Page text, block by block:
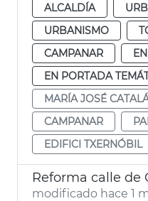
ALCALDÍA
URBANISMO
CAMPANAR
EN PORTADA
MARÍA JOSÉ
CAMPANAR
EDIFICI TXERNÓBIL
modificado hace 1